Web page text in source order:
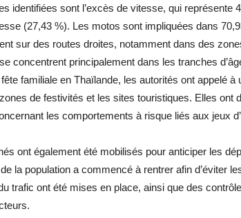
identifiées sont l’excès de vitesse, qui représente
(27,43 %). Les motos sont impliquées dans
sur des routes droites, notamment dans des
concentrent principalement dans les tranches
familiale en Thaïlande, les autorités ont appelé
de festivités et les sites touristiques. Elles ont
les comportements à risque liés aux jeux
ont également été mobilisés pour anticiper les
la population a commencé à rentrer afin d’éviter
trafic ont été mises en place, ainsi que des